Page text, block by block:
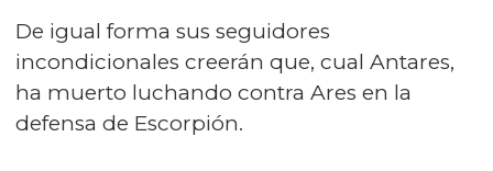
De igual forma sus seguidores
incondicionales creerán que, cual Antares,
ha muerto luchando contra Ares en la
defensa de Escorpión.